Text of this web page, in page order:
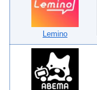
Lemino